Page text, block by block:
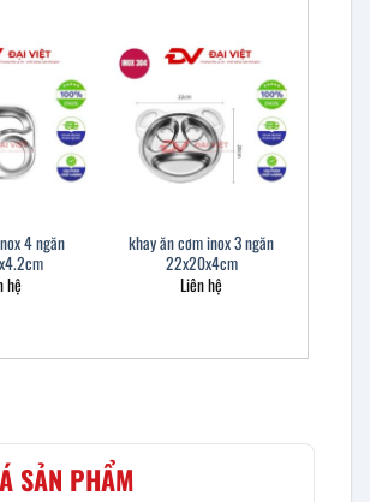
4 ngăn
hệ
khay ăn cơm inox 3 ngăn
22x20x4cm
Liên hệ
SẢN PHẨM